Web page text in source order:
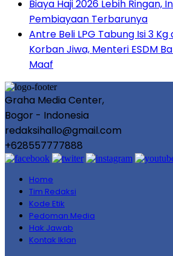
Biaya Haji 2026 Lebih Ringan,
Pembiayaan Terbarunya
Antre Beli LPG Tabung Isi 3
Korban Jiwa, Menteri ESDM
Maaf
Graha Media Center,
Bogor - Indonesia
redaksihallo@gmail.com
+628557777888
Home
Tim Redaksi
Kode Etik
Pedoman Media
Hak Jawab
Kontak Iklan